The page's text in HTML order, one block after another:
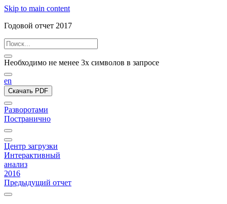
Skip to main content
Годовой отчет 2017
Необходимо не менее 3х символов в запросе
en
Скачать PDF
Разворотами
Постранично
Центр загрузки
Интерактивный
анализ
2016
Предыдущий отчет